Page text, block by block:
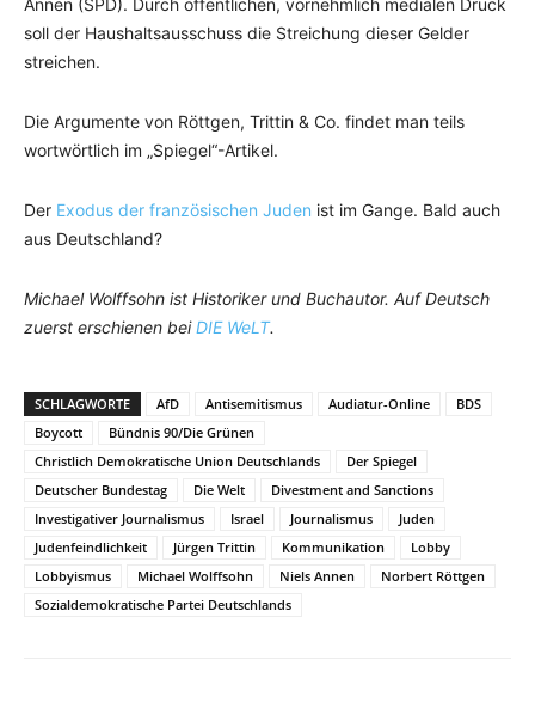
Annen (SPD). Durch öffentlichen, vornehmlich medialen Druck
soll der Haushaltsausschuss die Streichung dieser Gelder
streichen.
Die Argumente von Röttgen, Trittin & Co. findet man teils
wortwörtlich im „Spiegel“-Artikel.
Der Exodus der französischen Juden ist im Gange. Bald auch
aus Deutschland?
Michael Wolffsohn ist Historiker und Buchautor. Auf Deutsch
zuerst erschienen beiDIE WeLT.
SCHLAGWORTE AfD Antisemitismus Audiatur-Online
BDS
Boycott
Bündnis 90/Die Grünen
Christlich Demokratische Union Deutschlands
Der Spiegel
Deutscher Bundestag
Die Welt
Divestment and Sanctions
Investigativer Journalismus
Israel Journalismus
Juden
Judenfeindlichkeit
Jürgen Trittin Kommunikation
Lobby
Lobbyismus
Michael Wolffsohn Niels Annen
Norbert Röttgen
Sozialdemokratische Partei Deutschlands